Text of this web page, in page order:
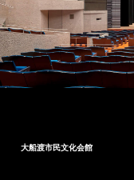
大船渡市民文化会館